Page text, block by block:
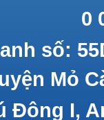
0
số:
Mỏ
Đông I,